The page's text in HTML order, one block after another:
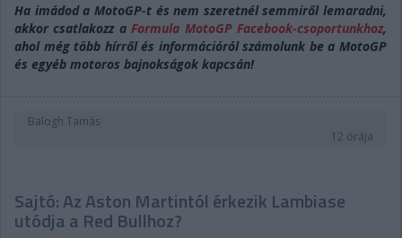
Ha imádod a MotoGP-t és nem szeretnél semmiről lemaradni,
akkor csatlakozz a Formula MotoGP Facebook-csoportunkhoz,
ahol még több hírről és információról számolunk be a MotoGP
és egyéb motoros bajnokságok kapcsán!
Balogh Tamás
12 órája
Sajtó: Az Aston Martintól érkezik Lambiase
utódja a Red Bullhoz?